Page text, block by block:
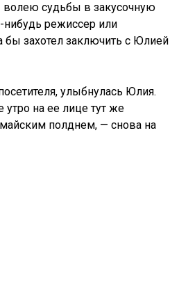
волею судьбы в закусочную
нибудь режиссер или
бы захотел заключить с Юлией
улыбнулась Юлия.
утро на ее лице тут же
полднем, — снова на